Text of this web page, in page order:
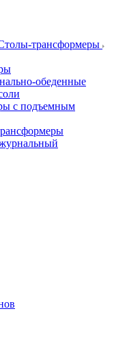
трансформеры
обеденные
с подъемным